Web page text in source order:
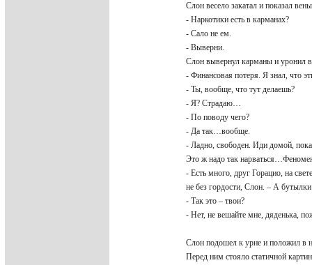
Слон весело закатал и показал
- Наркотики есть в карманах?
- Сало не ем.
- Выверни.
Слон вывернул карманы и уронил
- Финансовая потеря. Я знал, что
- Ты, вообще, что тут делаешь?
- Я? Страдаю…
- По поводу чего?
- Да так…вообще.
- Ладно, свободен. Иди домой, пока
Это ж надо так
- Есть много, друг Горацио, на
не без гордости, Слон. – А
- Так это – твои?
- Нет, не вешайте мне, дяденька,
Слон подошел к урне и положил в
Перед ним стояло статичной